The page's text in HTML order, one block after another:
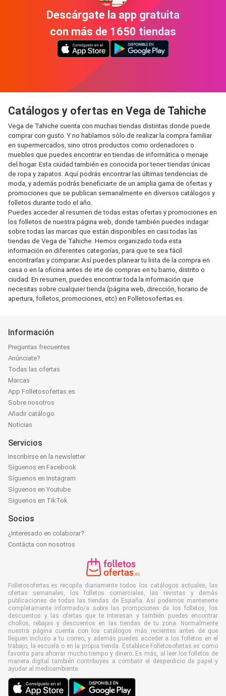
Descárgate la app gratuita
con más de 1650 tiendas
Catálogos y ofertas en Vega de Tahiche
Vega de Tahiche cuenta con muchas tiendas distintas donde puede
comprar con gusto. Y no hablamos sólo de realizar la compra familiar
en supermercados, sino otros productos como ordenadores o
muebles que puedes encontrar en tiendas de informática o menaje
del hogar. Esta ciudad también es conocida por tener tiendas únicas
de ropa y zapatos. Aquí podrás encontrar las últimas tendencias de
moda, y además podrás beneficiarte de un amplia gama de ofertas y
promociones que se publican semanalmente en diversos catálogos y
folletos durante todo el año.
Puedes acceder al resumen de todas estas ofertas y promociones en
los folletos de nuestra página web, donde también puedes indagar
sobre todas las marcas que están disponibles en casi todas las
tiendas de Vega de Tahiche. Hemos organizado toda esta
información en diferentes categorías, para que te sea fácil
encontrarlas y comparar. Así puedes planear tu lista de la compra en
casa o en la oficina antes de irte de compras en tu barrio, distrito o
ciudad. En resumen, puedes encontrar toda la información que
necesitas sobre cualquier tienda (página web, dirección, horario de
apertura, folletos, promociones, etc) en Folletosofertas.es.
Información
Preguntas frecuentes
Anúnciate?
Todas las ofertas
Marcas
App Folletosofertas.es
Sobre nosotros
Añadir catálogo
Noticias
Servicios
Inscribirse en la newsletter
Síguenos en Facebook
Síguenos en Instagram
Síguenos en Youtube
Síguenos en TikTok
Socios
¿Interesado en colaborar?
Contácta con nosotros
Folletosofertas.es recopila diariamente todos los catálogos actuales, las
ofertas semanales, los folletos comerciales, las revistas y demás
publicaciones de todas las tiendas de España. Así podemos mantenerte
completamente informado/a sobre las promociones de los folletos, los
descuentos y las ofertas que te interesan y también puedes encontrar
chollos, rebajas y descuentos en las tiendas de tu zona. Normalmente
nuestra página cuenta con los catálogos más recientes antes de que
lleguen incluso a tu correo, y además puedes acceder a los folletos en el
trabajo, la escuela o en la propia tienda. Establece Folletosofertas.es como
favorita para ahorrar mucho tiempo y dinero. Es más, al leer los folletos de
manera digital también contribuyes a combatir el desperdicio de papel y
ayudar al medioambiente.